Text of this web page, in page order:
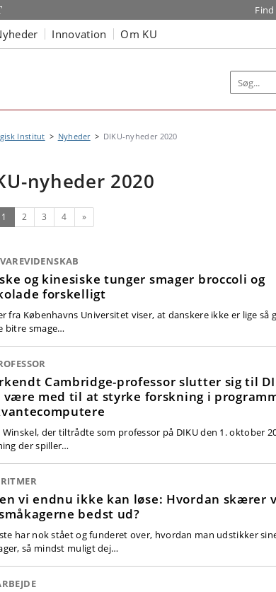
Find
Innovation Om KU
Institut Nyheder DIKU-nyheder 2020
nyheder 2020
1 (nuværende)
2 3 4 Næste
»
og kinesiske tunger smager broccoli og
forskelligt
fra Københavns Universitet viser, at danskere ikke er lige så
bitre smage…
Cambridge-professor slutter sig til
være med til at styrke forskning i
Winskel, der tiltrådte som professor på DIKU den 1. oktober
der spiller…
vi endnu ikke kan løse: Hvordan skærer
bedst ud?
har nok stået og funderet over, hvordan man udstikker
så mindst muligt dej…